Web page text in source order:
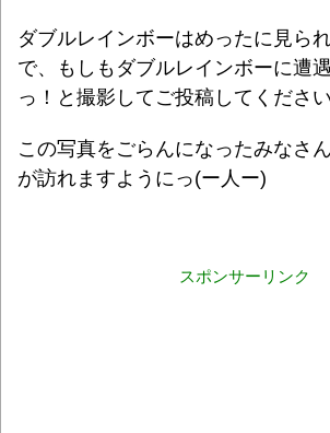
ダブルレインボーはめったに見ら
で、もしも ダブルレインボーに遭
っ！と撮影してご投稿してください
この写真をごらんになったみなさ
が訪れますようにっ(ー人ー)
スポンサーリンク